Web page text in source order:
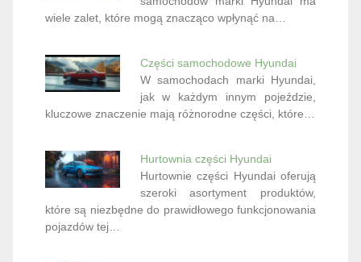
wiele zalet, które mogą znacząco wpłynąć na…
Części samochodowe Hyundai
W samochodach marki Hyundai,
jak w każdym innym pojeździe,
kluczowe znaczenie mają różnorodne części, które…
Hurtownia części Hyundai
Hurtownie części Hyundai oferują
szeroki asortyment produktów,
które są niezbędne do prawidłowego funkcjonowania
pojazdów tej…